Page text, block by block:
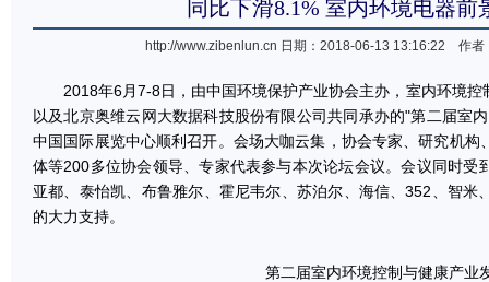
同比下滑8.1% 室内环境电器前
http://www.zibenlun.cn 日期：2018-06-13 13:16:22 作
2018年6月7-8日，由中国环境保护产业协会主办，室内环境控
以及北京奥维云网大数据科技股份有限公司共同承办的"第二届室
中国国际展览中心顺利召开。会场大咖云集，协会专家、研究机构
体等200多位协会领导、专家代表参与本次论坛会议。会议同时受
亚都、泰怡凯、布鲁雅尔、霍尼韦尔、苏泊尔、海信、352、智米
的大力支持。
第二届室内环境控制与健康产业